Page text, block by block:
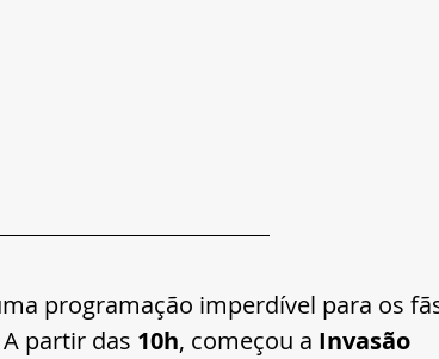
programação imperdível para os
partir das 10h, começou a Invasão